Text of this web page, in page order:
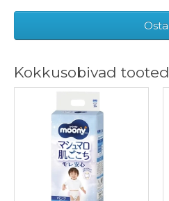
Osta
Kokkusobivad tooted